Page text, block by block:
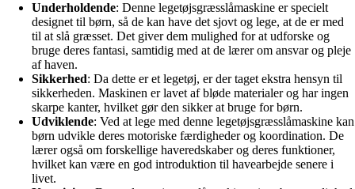
Underholdende: Denne legetøjsgræsslåmaskine er specielt
designet til børn, så de kan have det sjovt og lege, at de er med
til at slå græsset. Det giver dem mulighed for at udforske og
bruge deres fantasi, samtidig med at de lærer om ansvar og pleje
af haven.
Sikkerhed: Da dette er et legetøj, er der taget ekstra hensyn til
sikkerheden. Maskinen er lavet af bløde materialer og har ingen
skarpe kanter, hvilket gør den sikker at bruge for børn.
Udviklende: Ved at lege med denne legetøjsgræsslåmaskine kan
børn udvikle deres motoriske færdigheder og koordination. De
lærer også om forskellige haveredskaber og deres funktioner,
hvilket kan være en god introduktion til havearbejde senere i
livet.